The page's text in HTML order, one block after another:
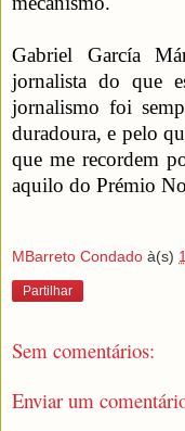
Gabriel García
jornalista do que
jornalismo foi
duradoura, e pelo
que me recordem
aquilo do Prémio
MBarreto Condado à(s)
Partilhar
Sem comentários:
Enviar um